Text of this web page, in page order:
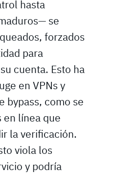
hasta
se
forzados
para
cuenta. Esto ha
en VPNs y
bypass, como se
en línea que
la verificación.
viola los
y podría